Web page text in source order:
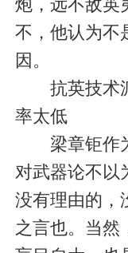
炮，远不敌英
不，他认为不
因。
抗英技术派
率太低
梁章钜作为
对武器论不以
没有理由的，
之言也。当然